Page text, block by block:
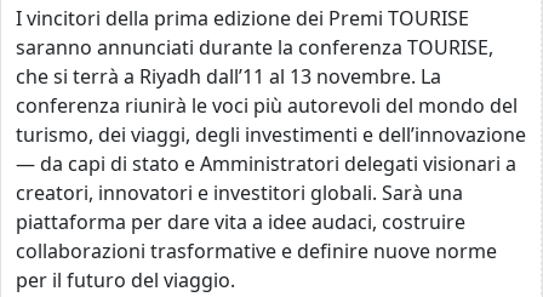
I vincitori della prima edizione dei Premi TOURISE
saranno annunciati durante la conferenza TOURISE,
che si terrà a Riyadh dall’11 al 13 novembre. La
conferenza riunirà le voci più autorevoli del mondo del
turismo, dei viaggi, degli investimenti e dell’innovazione
— da capi di stato e Amministratori delegati visionari a
creatori, innovatori e investitori globali. Sarà una
piattaforma per dare vita a idee audaci, costruire
collaborazioni trasformative e definire nuove norme
per il futuro del viaggio.